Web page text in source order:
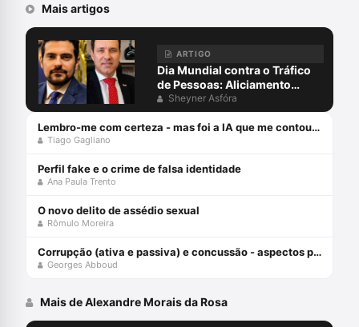
Mais artigos
ARTIGO
Dia Mundial contra o Tráfico
de Pessoas: Aliciamento
digital, aprisionamento e
escravidão para golpes
virtuais, exploração on-line e
Sheyner Asfóra
Lembro-me com certeza - mas foi a IA que me contou: Falsas memórias na prova testemunhal
Tiago Gagliano
Perfil fake e o crime de falsa identidade
Ana Paula Trento
O novo delito de assédio sexual
Rômulo Moreira
Corrupção (ativa e passiva) e concussão - aspectos práticos
Georges Abboud
Mais de Alexandre Morais da Rosa